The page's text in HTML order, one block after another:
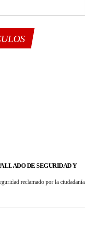
DE SEGURIDAD Y
reclamado por la ciudadanía